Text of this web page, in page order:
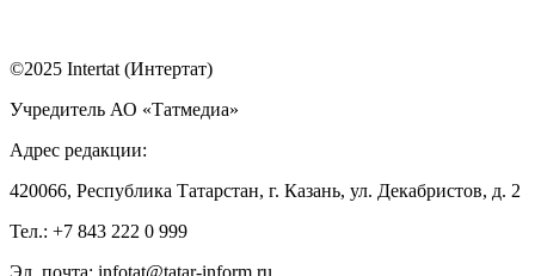
©2025 Intertat (Интертат)
Учредитель АО «Татмедиа»
Адрес редакции:
420066, Республика Татарстан, г. Казань, ул. Декабристов, д. 2
Тел.: +7 843 222 0 999
Эл. почта: infotat@tatar-inform.ru